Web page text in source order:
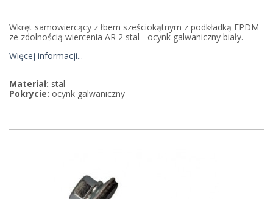
Wkręt samowiercący z łbem sześciokątnym z podkładką EPDM
ze zdolnością wiercenia AR 2 stal - ocynk galwaniczny biały.
Więcej informacji...
Materiał: stal
Pokrycie: ocynk galwaniczny